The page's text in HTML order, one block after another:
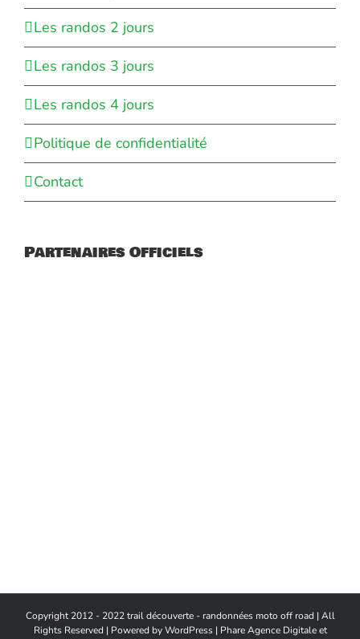
Les randos 2 jours
Les randos 3 jours
Les randos 4 jours
Politique de confidentialité
Contact
Partenaires Officiels
Copyright 2012 - 2022 trail découverte - randonnées moto off road | All
Rights Reserved | Powered byWordPress| Phare Agence Digitale et